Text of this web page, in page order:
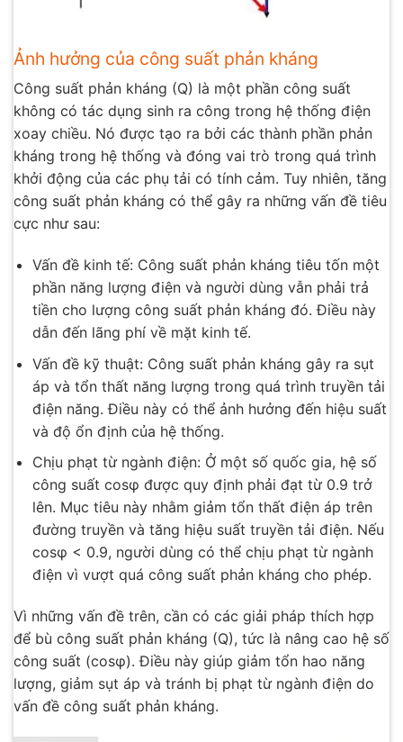
Ảnh hưởng của công suất phản kháng
Công suất phản kháng (Q) là một phần công suất
không có tác dụng sinh ra công trong hệ thống điện
xoay chiều. Nó được tạo ra bởi các thành phần phản
kháng trong hệ thống và đóng vai trò trong quá trình
khởi động của các phụ tải có tính cảm. Tuy nhiên, tăng
công suất phản kháng có thể gây ra những vấn đề tiêu
cực như sau:
Vấn đề kinh tế: Công suất phản kháng tiêu tốn một
phần năng lượng điện và người dùng vẫn phải trả
tiền cho lượng công suất phản kháng đó. Điều này
dẫn đến lãng phí về mặt kinh tế.
Vấn đề kỹ thuật: Công suất phản kháng gây ra sụt
áp và tổn thất năng lượng trong quá trình truyền tải
điện năng. Điều này có thể ảnh hưởng đến hiệu suất
và độ ổn định của hệ thống.
Chịu phạt từ ngành điện: Ở một số quốc gia, hệ số
công suất cosφ được quy định phải đạt từ 0.9 trở
lên. Mục tiêu này nhằm giảm tổn thất điện áp trên
đường truyền và tăng hiệu suất truyền tải điện. Nếu
cosφ < 0.9, người dùng có thể chịu phạt từ ngành
điện vì vượt quá công suất phản kháng cho phép.
Vì những vấn đề trên, cần có các giải pháp thích hợp
để bù công suất phản kháng (Q), tức là nâng cao hệ số
công suất (cosφ). Điều này giúp giảm tổn hao năng
lượng, giảm sụt áp và tránh bị phạt từ ngành điện do
vấn đề công suất phản kháng.